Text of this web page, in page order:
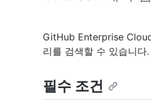
GitHub Enterprise
리를 검색할 수 있습니
필수 조건